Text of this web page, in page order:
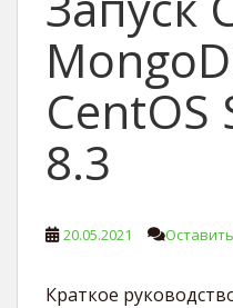
CentOS
8.3
20.05.2021
Краткое